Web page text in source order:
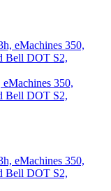
350,
Bell DOT S2,